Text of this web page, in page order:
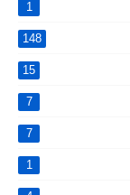
1
148
15
7
7
1